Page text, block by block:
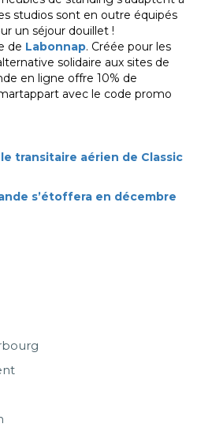
studios sont en outre équipés
un séjour douillet !
de Labonnap. Créée pour les
solidaire aux sites de
en ligne offre 10% de
avec le code promo
transitaire aérien de Classic
s’étoffera en décembre